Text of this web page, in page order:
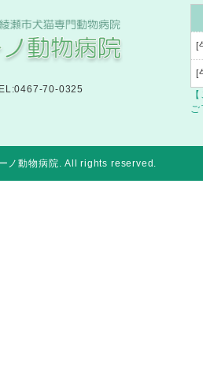
70-0325
[
[
ご
ノ動物病院. All rights reserved.